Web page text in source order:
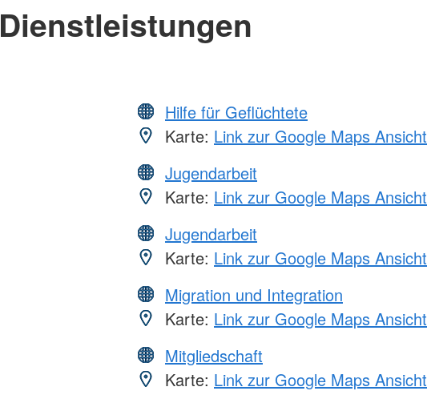
Dienstleistungen
Hilfe für Geflüchtete
Karte: Link zur Google Maps Ansicht
Jugendarbeit
Karte: Link zur Google Maps Ansicht
Jugendarbeit
Karte: Link zur Google Maps Ansicht
Migration und Integration
Karte: Link zur Google Maps Ansicht
Mitgliedschaft
Karte: Link zur Google Maps Ansicht